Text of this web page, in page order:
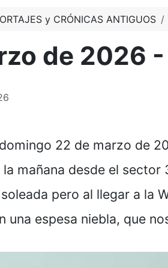
y CRÓNICAS ANTIGUOS
de 2026
22 de marzo de
mañana desde el
pero al llegar a la
una espesa niebla, que